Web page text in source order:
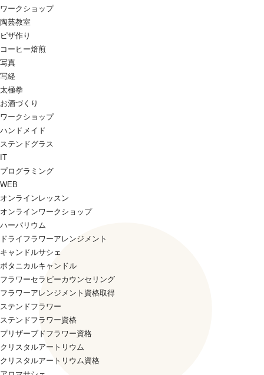
ワークショップ
陶芸教室
ピザ作り
コーヒー焙煎
写真
写経
太極拳
お酒づくり
ワークショップ
ハンドメイド
ステンドグラス
IT
プログラミング
WEB
オンラインレッスン
オンラインワークショップ
ハーバリウム
ドライフラワーアレンジメント
キャンドルサシェ
ボタニカルキャンドル
フラワーセラピーカウンセリング
フラワーアレンジメント資格取得
ステンドフラワー
ステンドフラワー資格
プリザーブドフラワー資格
クリスタルアートリウム
クリスタルアートリウム資格